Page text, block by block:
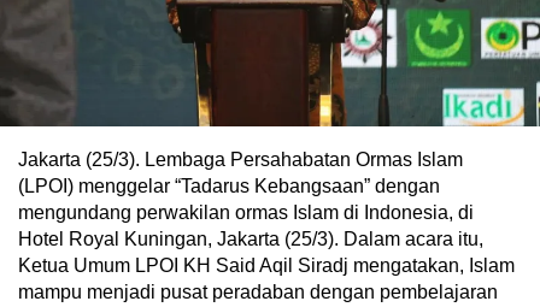
Jakarta (25/3). Lembaga Persahabatan Ormas Islam
(LPOI) menggelar “Tadarus Kebangsaan” dengan
mengundang perwakilan ormas Islam di Indonesia, di
Hotel Royal Kuningan, Jakarta (25/3). Dalam acara itu,
Ketua Umum LPOI KH Said Aqil Siradj mengatakan, Islam
mampu menjadi pusat peradaban dengan pembelajaran